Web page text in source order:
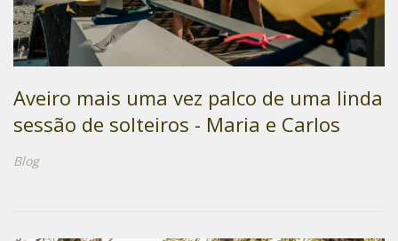
Aveiro mais uma vez palco de uma linda
sessão de solteiros - Maria e Carlos
Blog